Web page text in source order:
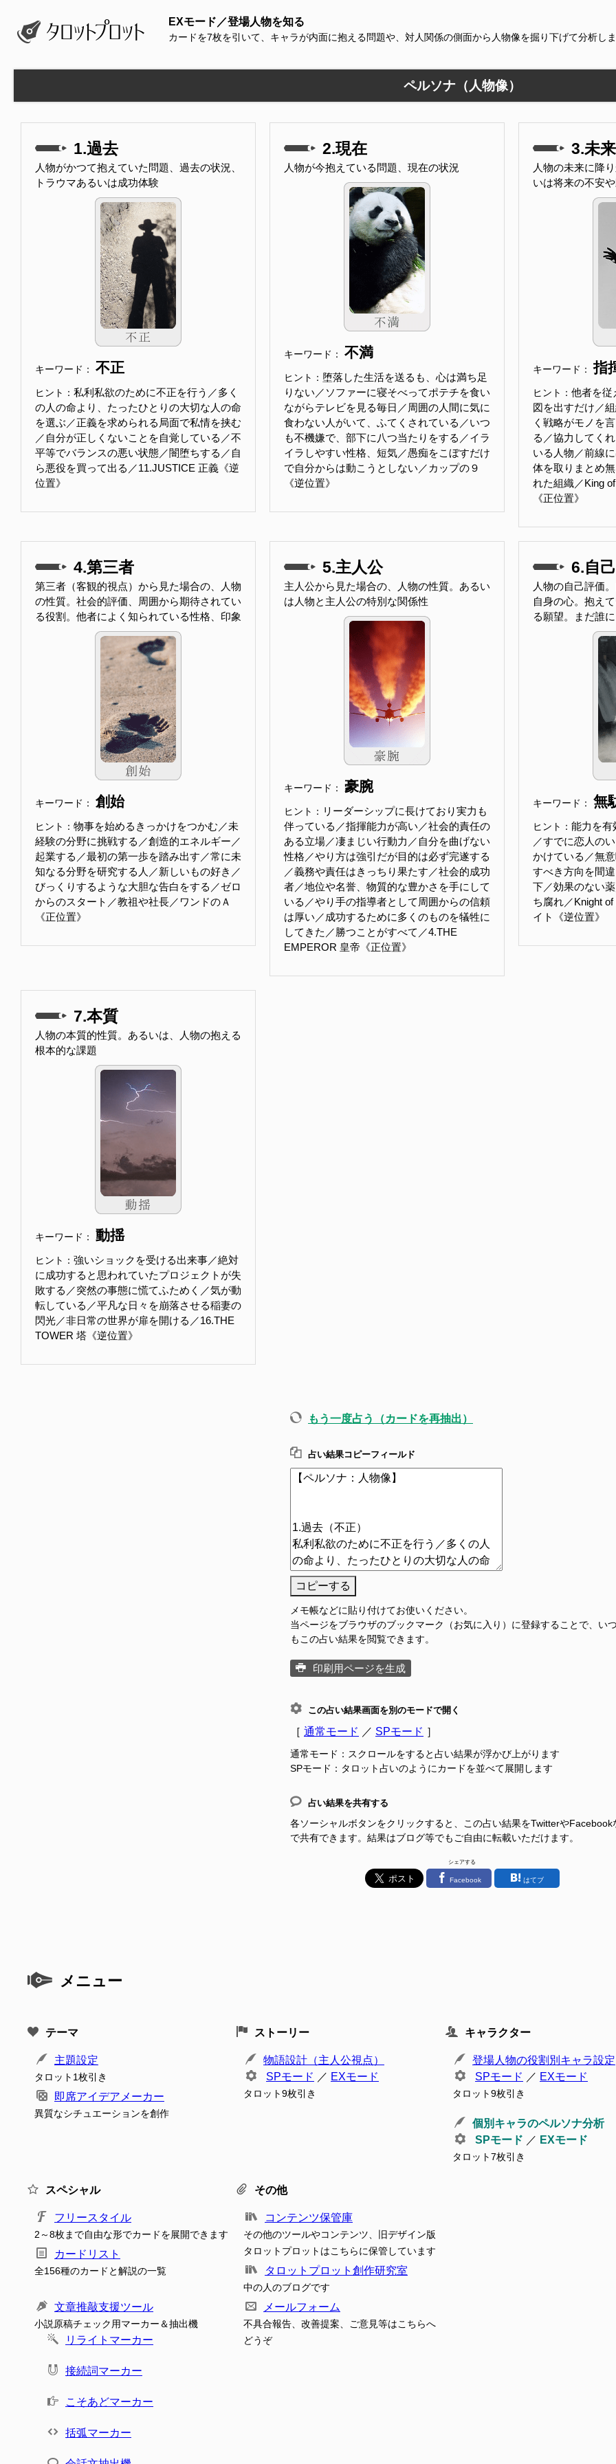
EXモード／登場人物を知る
カードを7枚を引いて、キャラが内面に抱える問題や、対人関係の側面から人物像を掘り下げて分析しま
ペルソナ（人物像）
1.過去
人物がかつて抱えていた問題、過去の状況、
トラウマあるいは成功体験
キーワード： 不正
ヒント： 私利私欲のために不正を行う／多く
の人の命より、たったひとりの大切な人の命
を選ぶ／正義を求められる局面で私情を挟む
／自分が正しくないことを自覚している／不
平等でバランスの悪い状態／闇堕ちする／自
ら悪役を買って出る／11.JUSTICE 正義《逆
位置》
2.現在
人物が今抱えている問題、現在の状況
キーワード： 不満
ヒント： 堕落した生活を送るも、心は満ち足
りない／ソファーに寝そべってポテチを食い
ながらテレビを見る毎日／周囲の人間に気に
食わない人がいて、ふてくされている／いつ
も不機嫌で、部下に八つ当たりをする／イラ
イラしやすい性格、短気／愚痴をこぼすだけ
で自分からは動こうとしない／カップの９
《逆位置》
3.未来
人物の未来に降
いは将来の不安
キーワード：指
ヒント： 他者を従
図を出すだけ／
く戦略がモノを
る／協力してく
いる人物／前線
体を取りまとめ
れた組織／King
《正位置》
4.第三者
第三者（客観的視点）から見た場合の、人物
の性質。社会的評価、周囲から期待されてい
る役割。他者によく知られている性格、印象
キーワード： 創始
ヒント： 物事を始めるきっかけをつかむ／未
経験の分野に挑戦する／創造的エネルギー／
起業する／最初の第一歩を踏み出す／常に未
知なる分野を研究する人／新しいもの好き／
びっくりするような大胆な告白をする／ゼロ
からのスタート／教祖や社長／ワンドのＡ
《正位置》
5.主人公
主人公から見た場合の、人物の性質。あるい
は人物と主人公の特別な関係性
キーワード： 豪腕
ヒント： リーダーシップに長けており実力も
伴っている／指揮能力が高い／社会的責任の
ある立場／凄まじい行動力／自分を曲げない
性格／やり方は強引だが目的は必ず完遂する
／義務や責任はきっちり果たす／社会的成功
者／地位や名誉、物質的な豊かさを手にして
いる／やり手の指導者として周囲からの信頼
は厚い／成功するために多くのものを犠牲に
してきた／勝つことがすべて／4.THE
EMPEROR 皇帝《正位置》
6.自己
人物の自己評価
自身の心。抱え
る願望。まだ誰
キーワード： 無
ヒント： 能力を有
／すでに恋人の
かけている／無
すべき方向を間
下／効果のない
ち腐れ／Knight
イト《逆位置》
7.本質
人物の本質的性質。あるいは、人物の抱える
根本的な課題
キーワード： 動揺
ヒント： 強いショックを受ける出来事／絶対
に成功すると思われていたプロジェクトが失
敗する／突然の事態に慌てふためく／気が動
転している／平凡な日々を崩落させる稲妻の
閃光／非日常の世界が扉を開ける／16.THE
TOWER 塔《逆位置》
もう一度占う（カードを再抽出）
占い結果コピーフィールド
コピーする
メモ帳などに貼り付けてお使いください。
当ページをブラウザのブックマーク（お気に入り）に登録することで、い
もこの占い結果を閲覧できます。
印刷用ページを生成
この占い結果画面を別のモードで開く
［ 通常モード ／ SPモード ］
通常モード：スクロールをすると占い結果が浮かび上がります
SPモード：タロット占いのようにカードを並べて展開します
占い結果を共有する
各ソーシャルボタンをクリックすると、この占い結果をTwitterやFacebook
で共有できます。結果はブログ等でもご自由に転載いただけます。
シェアする
Facebook はてブ
メニュー
テーマ
主題設定
タロット1枚引き
即席アイデアメーカー
異質なシチュエーションを創作
ストーリー
物語設計（主人公視点）
SPモード ／ EXモード
タロット9枚引き
キャラクター
登場人物の役割別キャラ設定
SPモード ／ EXモード
タロット9枚引き
個別キャラのペルソナ分析
SPモード ／ EXモード
タロット7枚引き
スペシャル
フリースタイル
2～8枚まで自由な形でカードを展開できます
カードリスト
全156種のカードと解説の一覧
文章推敲支援ツール
小説原稿チェック用マーカー＆抽出機
リライトマーカー
接続詞マーカー
こそあどマーカー
括弧マーカー
その他
コンテンツ保管庫
その他のツールやコンテンツ、旧デザイン版
タロットプロットはこちらに保管しています
タロットプロット創作研究室
中の人のブログです
メールフォーム
不具合報告、改善提案、ご意見等はこちらへ
どうぞ